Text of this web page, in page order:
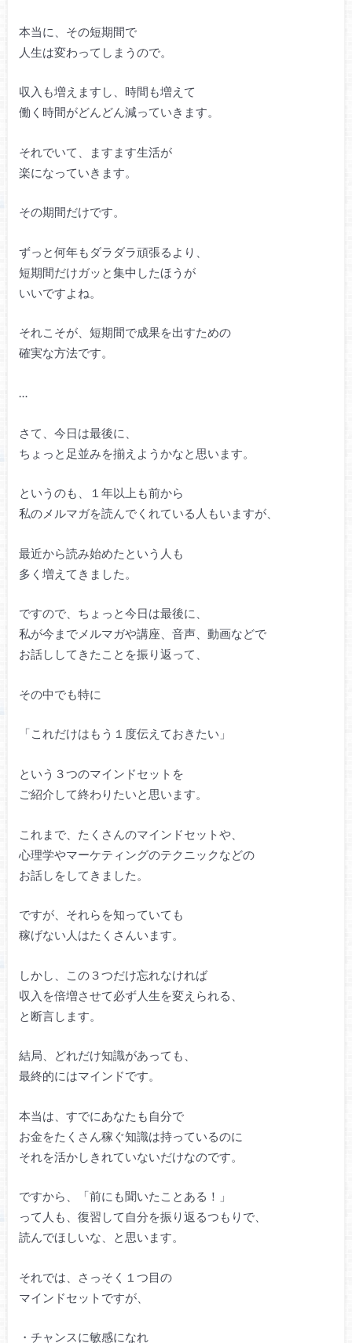
本当に、その短期間で
人生は変わってしまうので。
収入も増えますし、時間も増えて
働く時間がどんどん減っていきます。
それでいて、ますます生活が
楽になっていきます。
その期間だけです。
ずっと何年もダラダラ頑張るより、
短期間だけガッと集中したほうが
いいですよね。
それこそが、短期間で成果を出すための
確実な方法です。
…
さて、今日は最後に、
ちょっと足並みを揃えようかなと思います。
というのも、１年以上も前から
私のメルマガを読んでくれている人もいますが、
最近から読み始めたという人も
多く増えてきました。
ですので、ちょっと今日は最後に、
私が今までメルマガや講座、音声、動画などで
お話ししてきたことを振り返って、
その中でも特に
「これだけはもう１度伝えておきたい」
という３つのマインドセットを
ご紹介して終わりたいと思います。
これまで、たくさんのマインドセットや、
心理学やマーケティングのテクニックなどの
お話しをしてきました。
ですが、それらを知っていても
稼げない人はたくさんいます。
しかし、この３つだけ忘れなければ
収入を倍増させて必ず人生を変えられる、
と断言します。
結局、どれだけ知識があっても、
最終的にはマインドです。
本当は、すでにあなたも自分で
お金をたくさん稼ぐ知識は持っているのに
それを活かしきれていないだけなのです。
ですから、「前にも聞いたことある！」
って人も、復習して自分を振り返るつもりで、
読んでほしいな、と思います。
それでは、さっそく１つ目の
マインドセットですが、
・チャンスに敏感になれ